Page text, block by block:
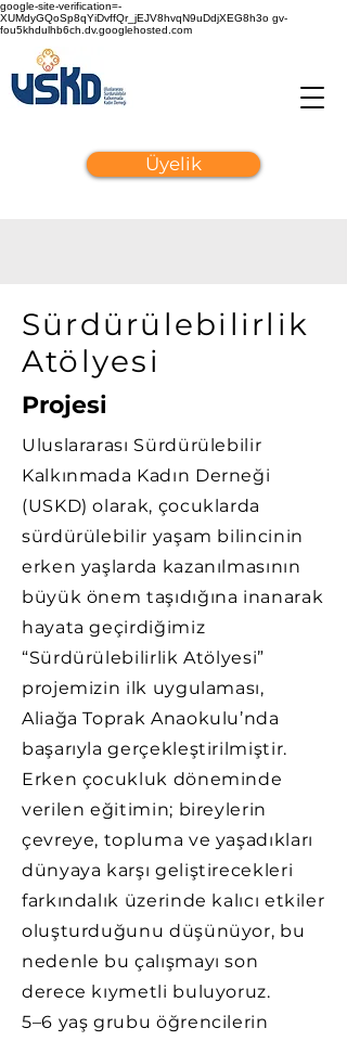
google-site-verification=-
XUMdyGQoSp8qYiDvffQr_jEJV8hvqN9uDdjXEG8h3o gv-
fou5khdulhb6ch.dv.googlehosted.com
Üyelik
Sürdürülebilirlik
Atölyesi
Projesi
Uluslararası Sürdürülebilir
Kalkınmada Kadın Derneği
(USKD) olarak, çocuklarda
sürdürülebilir yaşam bilincinin
erken yaşlarda kazanılmasının
büyük önem taşıdığına inanarak
hayata geçirdiğimiz
“Sürdürülebilirlik Atölyesi”
projemizin ilk uygulaması,
Aliağa Toprak Anaokulu’nda
başarıyla gerçekleştirilmiştir.
Erken çocukluk döneminde
verilen eğitimin; bireylerin
çevreye, topluma ve yaşadıkları
dünyaya karşı geliştirecekleri
farkındalık üzerinde kalıcı etkiler
oluşturduğunu düşünüyor, bu
nedenle bu çalışmayı son
derece kıymetli buluyoruz.
5–6 yaş grubu öğrencilerin